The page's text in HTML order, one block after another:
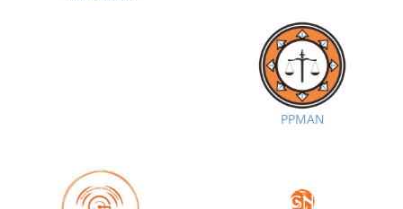
PPMAN